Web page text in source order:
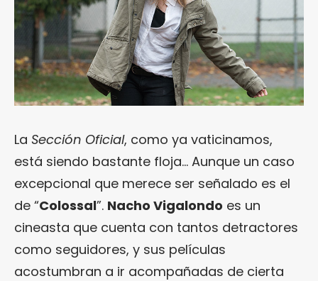
La Sección Oficial, como ya vaticinamos,
está siendo bastante floja… Aunque un caso
excepcional que merece ser señalado es el
de “Colossal”. Nacho Vigalondo es un
cineasta que cuenta con tantos detractores
como seguidores, y sus películas
acostumbran a ir acompañadas de cierta